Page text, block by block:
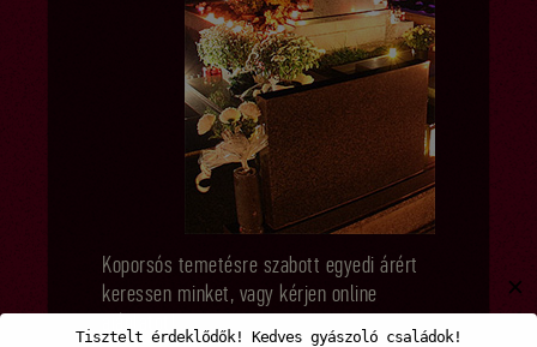
Koporsós temetésre szabott egyedi árért
keressen minket, vagy kérjen online
ajánlatot!
✕
Tisztelt érdeklődők! Kedves gyászoló családok!